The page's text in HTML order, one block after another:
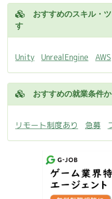
おすすめのスキル・
す
Unity UnrealEngine AWS
おすすめの就業条件
リモート制度あり 急募